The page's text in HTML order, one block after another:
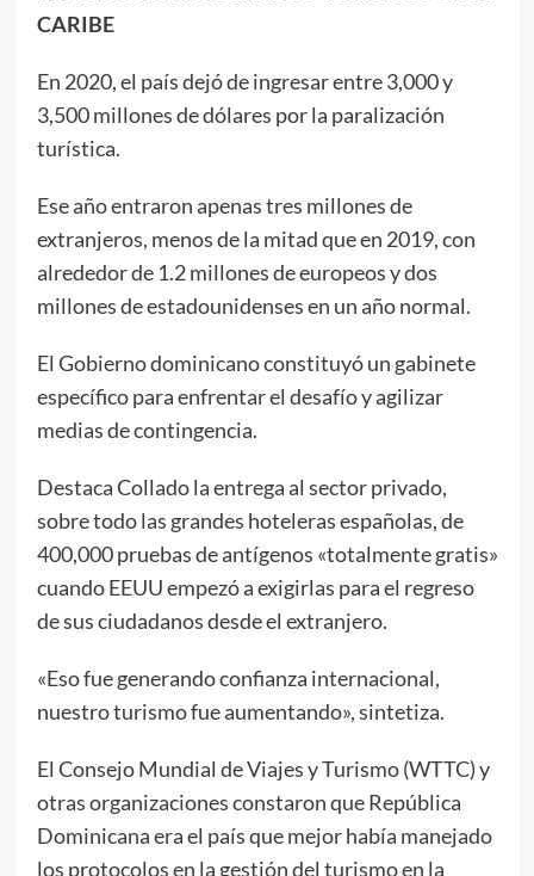
CARIBE
En 2020, el país dejó de ingresar entre 3,000 y
3,500 millones de dólares por la paralización
turística.
Ese año entraron apenas tres millones de
extranjeros, menos de la mitad que en 2019, con
alrededor de 1.2 millones de europeos y dos
millones de estadounidenses en un año normal.
El Gobierno dominicano constituyó un gabinete
específico para enfrentar el desafío y agilizar
medias de contingencia.
Destaca Collado la entrega al sector privado,
sobre todo las grandes hoteleras españolas, de
400,000 pruebas de antígenos «totalmente gratis»
cuando EEUU empezó a exigirlas para el regreso
de sus ciudadanos desde el extranjero.
«Eso fue generando confianza internacional,
nuestro turismo fue aumentando», sintetiza.
El Consejo Mundial de Viajes y Turismo (WTTC) y
otras organizaciones constaron que República
Dominicana era el país que mejor había manejado
los protocolos en la gestión del turismo en la